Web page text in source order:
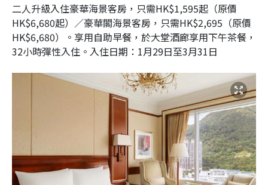
二人升級入住豪華海景客房，只需HK$1,595起（原價
HK$6,680起）／豪華閣海景客房，只需HK$2,695（原價
HK$6,680）。享用自助早餐，於大堂酒廊享用下午茶餐，
32小時彈性入住。入住日期：1月29日至3月31日